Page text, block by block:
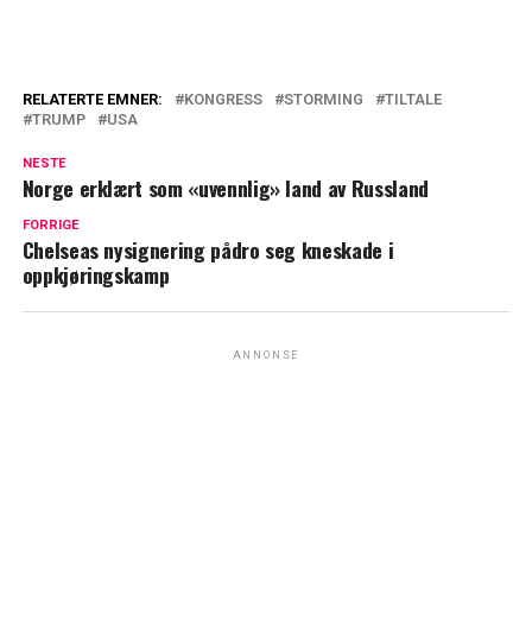
RELATERTE EMNER: KONGRESS STORMING
TILTALE
TRUMP
USA
NESTE
Norge erklært som «uvennlig» land av Russland
FORRIGE
Chelseas nysignering pådro seg kneskade i
oppkjøringskamp
ANNONSE